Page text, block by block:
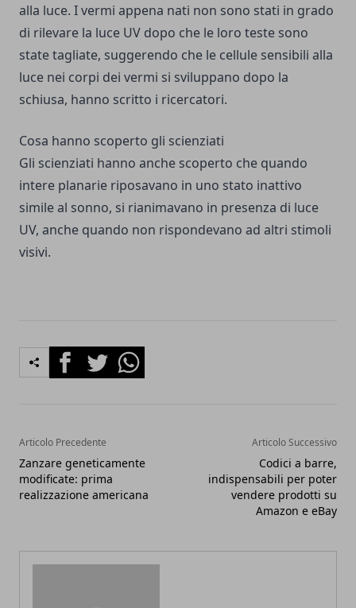
alla luce. I vermi appena nati non sono stati in grado
di rilevare la luce UV dopo che le loro teste sono
state tagliate, suggerendo che le cellule sensibili alla
luce nei corpi dei vermi si sviluppano dopo la
schiusa, hanno scritto i ricercatori.
Cosa hanno scoperto gli scienziati
Gli scienziati hanno anche scoperto che quando
intere planarie riposavano in uno stato inattivo
simile al sonno, si rianimavano in presenza di luce
UV, anche quando non rispondevano ad altri stimoli
visivi.
FacebookTwitterWhatsapp
Articolo Precedente
Zanzare geneticamente
modificate: prima
realizzazione americana
Articolo Successivo
Codici a barre,
indispensabili per poter
vendere prodotti su
Amazon e eBay